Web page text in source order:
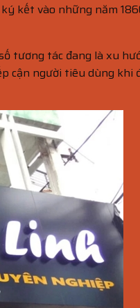
kết vào những năm
tương tác đang là xu
người tiêu dùng